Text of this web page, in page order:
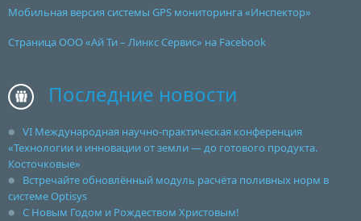
Мобильная версия системы GPS мониторинга «Инспектор»
Страница ООО «Ай Ти – Линкс Сервис» на Facebook
Последние новости
VI Международная научно-практическая конференция
«Технологии и инновации от земли — до готового продукта.
Косточковые»
Встречайте обновлённый модуль расчёта поливных норм в
системе Optisys
С Новым Годом и Рождеством Христовым!